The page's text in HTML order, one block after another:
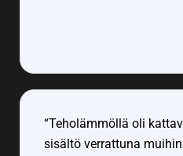
“Teholämmöllä oli
sisältö verrattuna